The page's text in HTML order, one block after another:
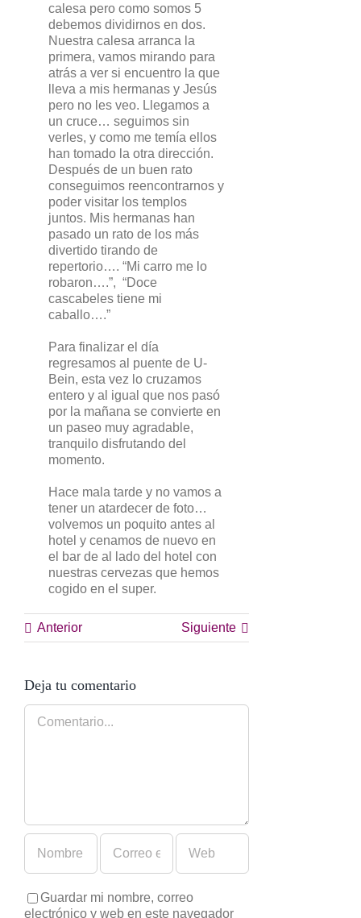
calesa pero como somos 5
debemos dividirnos en dos.
Nuestra calesa arranca la
primera, vamos mirando para
atrás a ver si encuentro la que
lleva a mis hermanas y Jesús
pero no les veo. Llegamos a
un cruce… seguimos sin
verles, y como me temía ellos
han tomado la otra dirección.
Después de un buen rato
conseguimos reencontrarnos y
poder visitar los templos
juntos. Mis hermanas han
pasado un rato de los más
divertido tirando de
repertorio…. “Mi carro me lo
robaron….”, “Doce
cascabeles tiene mi
caballo….”
Para finalizar el día
regresamos al puente de U-
Bein, esta vez lo cruzamos
entero y al igual que nos pasó
por la mañana se convierte en
un paseo muy agradable,
tranquilo disfrutando del
momento.
Hace mala tarde y no vamos a
tener un atardecer de foto…
volvemos un poquito antes al
hotel y cenamos de nuevo en
el bar de al lado del hotel con
nuestras cervezas que hemos
cogido en el super.
Anterior Siguiente
Deja tu comentario
Comentario
Guardar mi nombre, correo
electrónico y web en este navegador